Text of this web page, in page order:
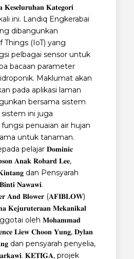
𝐊𝐚𝐭𝐞𝐠𝐨𝐫𝐢
ini. Landiq Engkerabai
dibangunkan
Things (IoT) yang
pelbagai sensor untuk
bacaan parameter
Maklumat akan
pada aplikasi laman
bersama sistem
sistem ini juga
penuaian air hujan
untuk tanaman.
pelajar 𝐃𝐨𝐦𝐢𝐧𝐢𝐜
𝐀𝐧𝐚𝐤 𝐑𝐨𝐛𝐚𝐫𝐝 𝐋𝐞𝐞,
dan Pensyarah
𝐍𝐚𝐰𝐚𝐰𝐢.
𝐀𝐧𝐝 𝐁𝐥𝐨𝐰𝐞𝐫 (𝐀𝐅𝐈𝐁𝐋𝐎𝐖)
𝐌𝐞𝐤𝐚𝐧𝐢𝐤𝐚𝐥
oleh 𝐌𝐨𝐡𝐚𝐦𝐦𝐚𝐝
𝐋𝐢𝐞𝐰 𝐂𝐡𝐨𝐨𝐧 𝐘𝐮𝐧𝐠, 𝐃𝐲𝐥𝐚𝐧
dan pensyarah penyelia,
𝐊𝐄𝐓𝐈𝐆𝐀, projek